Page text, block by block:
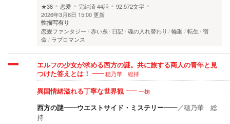
★38
恋愛 完結済44話
92,572文字
2026年3月6日 15:00 更新
性描写有り
恋愛ファンタジー 赤い糸 日記 魂の入れ替わり 輪廻 転生 宿
命
ラブロマンス
エルフの少女が求める西方の謎。共に旅する商人の青年と見
つけた答えとは！
穂乃華 総持
異国情緒溢れる丁寧な世界観 一掬
西方の謎――ウエストサイド・ミステリー――／穂乃華 総
持